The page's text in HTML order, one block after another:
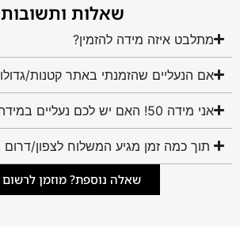
שאלות ותשובות
מתלבט איזה מידה להזמין?
אם הנעליים שהזמנתי באתר קטנות/
אני מידה 50! האם יש לכם נעליים במידה שלי?
תוך כמה זמן מגיע המשלוח לצפון/
שאלה נוספת? מוזמן לרשום